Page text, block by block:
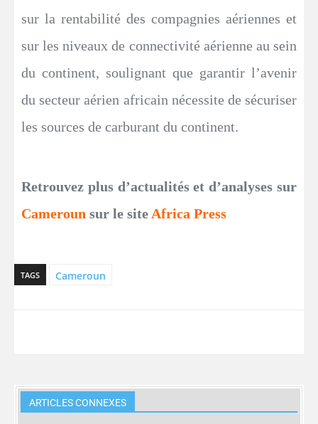
sur la rentabilité des compagnies aériennes et
sur les niveaux de connectivité aérienne au sein
du continent, soulignant que garantir l’avenir
du secteur aérien africain nécessite de sécuriser
les sources de carburant du continent.
Retrouvez plus d’actualités et d’analyses sur
Cameroun sur le site Africa Press
TAGS Cameroun
ARTICLES CONNEXES